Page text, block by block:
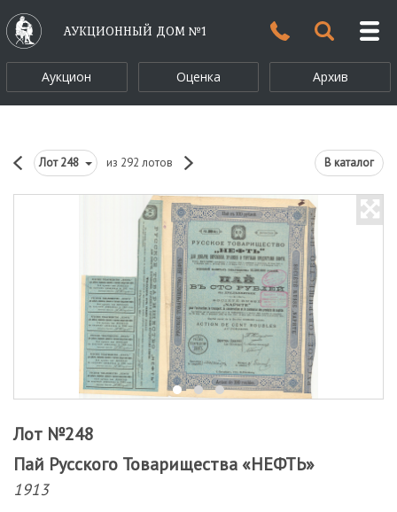
АУКЦИОННЫЙ ДОМ №1
Аукцион Оценка Архив
Лот248 из 292 лотов В каталог
Лот №248
Пай Русского Товарищества «НЕФТЬ»
1913